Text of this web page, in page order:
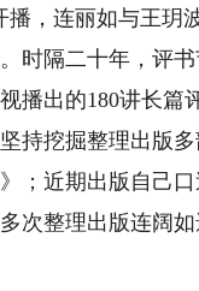
播，连丽如与王玥
。时隔二十年，评
播出的180讲长篇
持挖掘整理出版
》；近期出版自己
次整理出版连阔